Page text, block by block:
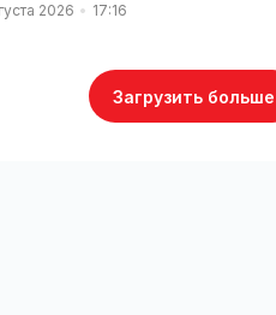
2026 17:16
Загрузить больше